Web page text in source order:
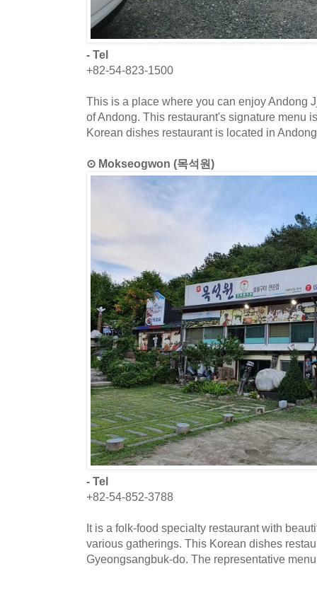
- Tel
+82-54-823-1500
This is a place where you can enjoy Andong
of Andong. This restaurant's signature menu
Korean dishes restaurant is located in
⊙ Mokseogwon (목석원)
- Tel
+82-54-852-3788
It is a folk-food specialty restaurant with
various gatherings. This Korean dishes
Gyeongsangbuk-do. The representative